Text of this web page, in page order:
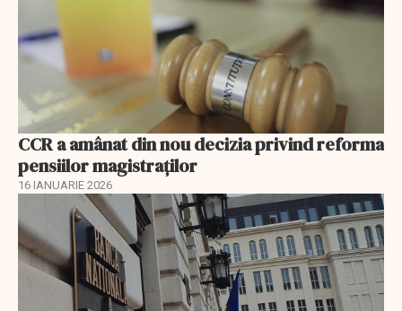
CCR a amânat din nou decizia privind reforma
pensiilor magistraţilor
16 IANUARIE 2026